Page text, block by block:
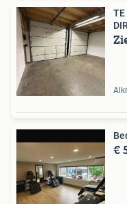
TE
€